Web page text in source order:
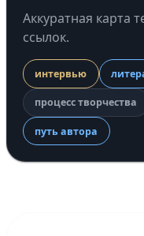
Аккуратная карта
ссылок.
интервью
процесс творчества
путь автора